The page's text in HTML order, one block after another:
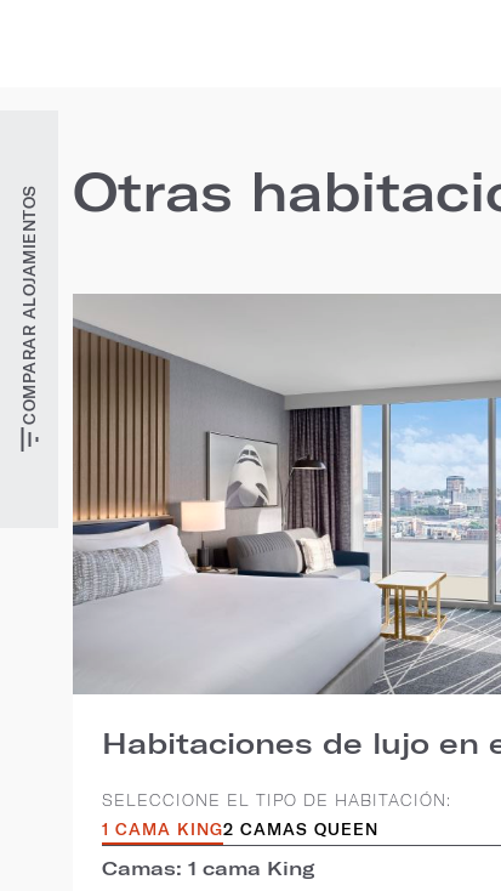
COMPARAR ALOJAMIENTOS Otras
Habitaciones de lujo en
SELECCIONE EL TIPO DE HABITACIÓN:
1 CAMA KING2 CAMAS QUEEN
Camas: 1 cama King